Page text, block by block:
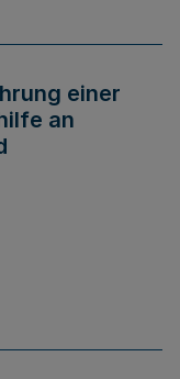
einer
an